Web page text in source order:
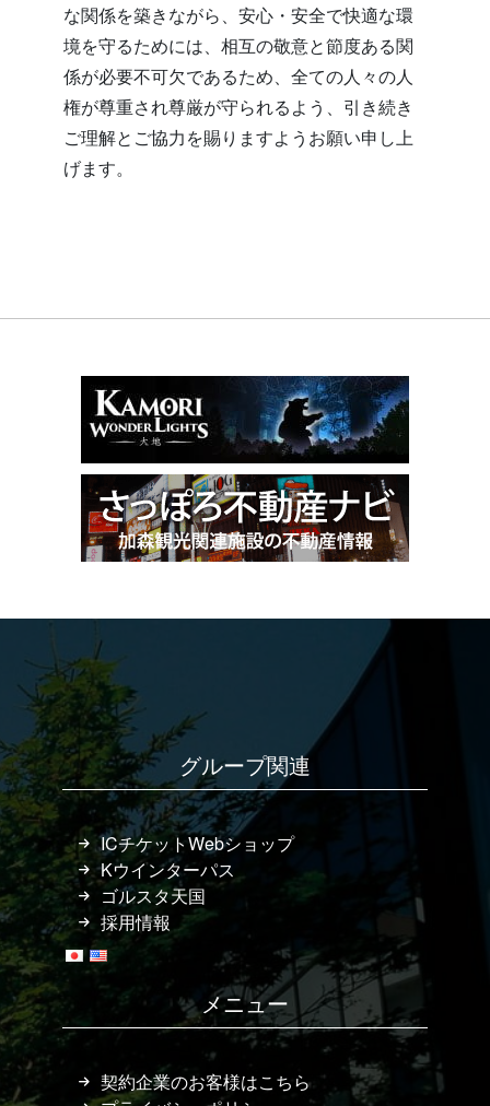
な関係を築きながら、安心・安全で快適な環
境を守るためには、相互の敬意と節度ある関
係が必要不可欠であるため、全ての人々の人
権が尊重され尊厳が守られるよう、引き続き
ご理解とご協力を賜りますようお願い申し上
げます。
グループ関連
ICチケットWebショップ
Kウインターパス
ゴルスタ天国
採用情報
メニュー
契約企業のお客様はこちら